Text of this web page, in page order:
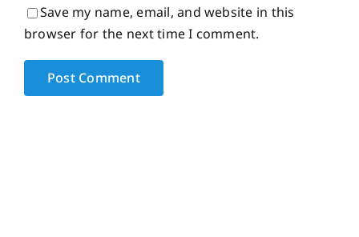
Save my name, email, and website in this
browser for the next time I comment.